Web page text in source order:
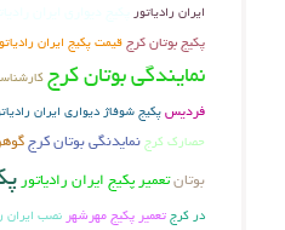
ایران رادیاتور
پکیج بوتان کرجقیمت پکیج ایران
نمایندگی بوتان کرج
فردیسپکیج شوفاژ دیواری ایران
حصارک کرج نمایدنگی بوتان کرج
بوتانتعمیر پکیج ایران رادیاتور
در کرجتعمیر پکیج مهرشهر نصب ایران